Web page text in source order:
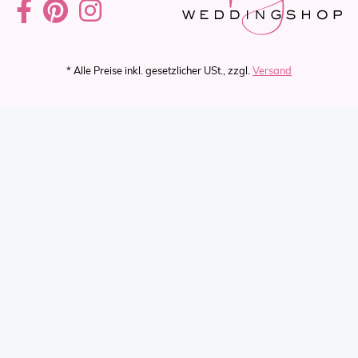
* Alle Preise inkl. gesetzlicher USt., zzgl. Versand